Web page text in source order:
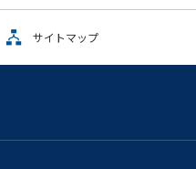
サイトマップ